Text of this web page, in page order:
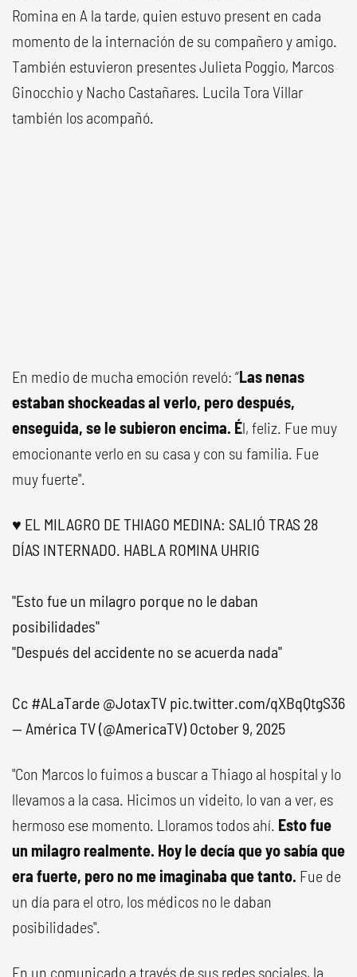
Romina en A la tarde, quien estuvo present en cada
momento de la internación de su compañero y amigo.
También estuvieron presentes Julieta Poggio, Marcos
Ginocchio y Nacho Castañares. Lucila Tora Villar
también los acompañó.
En medio de mucha emoción reveló: “Las nenas
estaban shockeadas al verlo, pero después,
enseguida, se le subieron encima. Él, feliz. Fue muy
emocionante verlo en su casa y con su familia. Fue
muy fuerte".
♥ EL MILAGRO DE THIAGO MEDINA: SALIÓ TRAS 28
DÍAS INTERNADO. HABLA ROMINA UHRIG
"Esto fue un milagro porque no le daban
posibilidades"
"Después del accidente no se acuerda nada"
Cc #ALaTarde @JotaxTV pic.twitter.com/qXBqQtgS36
— América TV (@AmericaTV) October 9, 2025
"Con Marcos lo fuimos a buscar a Thiago al hospital y lo
llevamos a la casa. Hicimos un videito, lo van a ver, es
hermoso ese momento. Lloramos todos ahí. Esto fue
un milagro realmente. Hoy le decía que yo sabía que
era fuerte, pero no me imaginaba que tanto. Fue de
un día para el otro, los médicos no le daban
posibilidades".
En un comunicado a través de sus redes sociales, la